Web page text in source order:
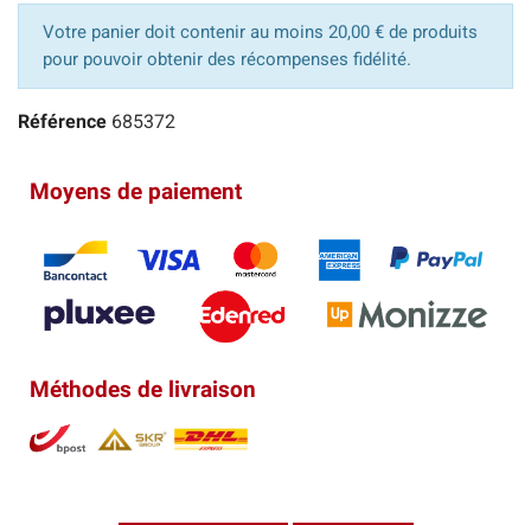
Votre panier doit contenir au moins 20,00 € de produits
pour pouvoir obtenir des récompenses fidélité.
Référence 685372
Moyens de paiement
Méthodes de livraison